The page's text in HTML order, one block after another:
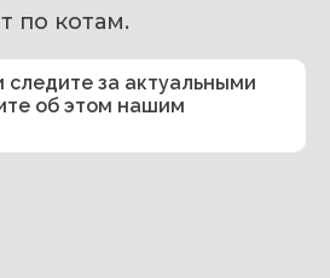
по котам.
следите за актуальными
об этом нашим